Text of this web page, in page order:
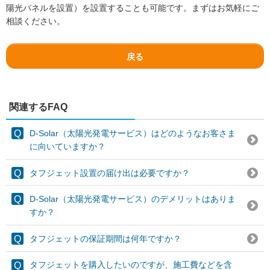
陽光パネルを設置）を設置することも可能です。まずはお気軽にご
相談ください。
戻る
関連するFAQ
D-Solar（太陽光発電サービス）はどのようなお客さま
に向いていますか？
タフジェット設置の届け出は必要ですか？
D-Solar（太陽光発電サービス）のデメリットはありま
すか？
タフジェットの保証期間は何年ですか？
タフジェットを購入したいのですが、施工費などを含